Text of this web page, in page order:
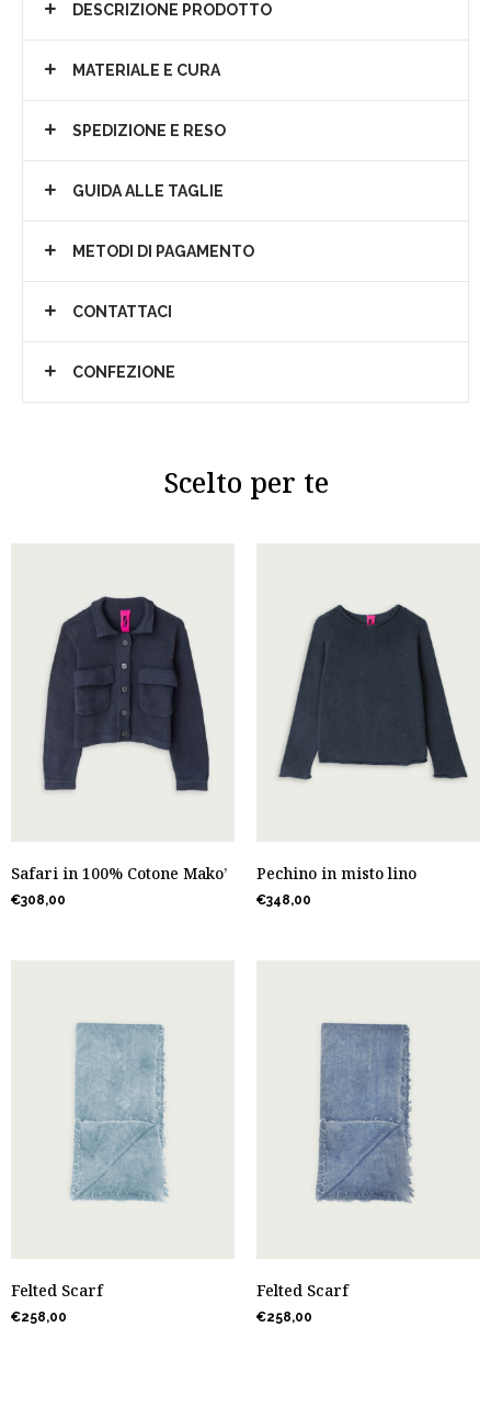
DESCRIZIONE PRODOTTO
MATERIALE E CURA
SPEDIZIONE E RESO
GUIDA ALLE TAGLIE
METODI DI PAGAMENTO
CONTATTACI
CONFEZIONE
Scelto per te
Safari in 100% Cotone Mako’
€308,00
Pechino in misto lino
€348,00
Felted Scarf
€258,00
Felted Scarf
€258,00